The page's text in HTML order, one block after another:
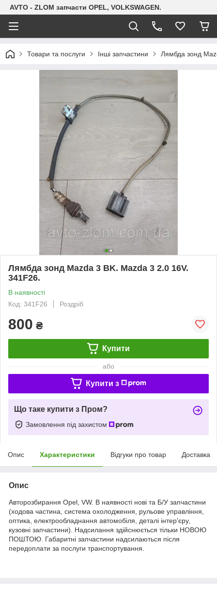
AVTO - ZLOM запчасти OPEL, VOLKSWAGEN.
Товари та послуги Інші запчастини Лямбда зонд
Лямбда зонд Mazda 3 BK. Mazda 3 2.0 16V.
341F26.
В наявності
Код: 341F26
Роздріб
800 ₴
Купити
або
Купити з
Що таке купити з Пром?
Замовлення під захистом
Опис Характеристики Відгуки про товар Доставка
Опис
Авторозбирання Opel, VW. В наявності нові та Б/У запчастини
(ходова частина, система охолодження, рульове управління,
оптика, електрообладнання автомобіля, деталі інтер'єру,
кузовні запчастини). Надсилання здійснюється тільки НОВОЮ
ПОШТОЮ. Габаритні запчастини надсилаються після
передоплати за послуги транспортування.